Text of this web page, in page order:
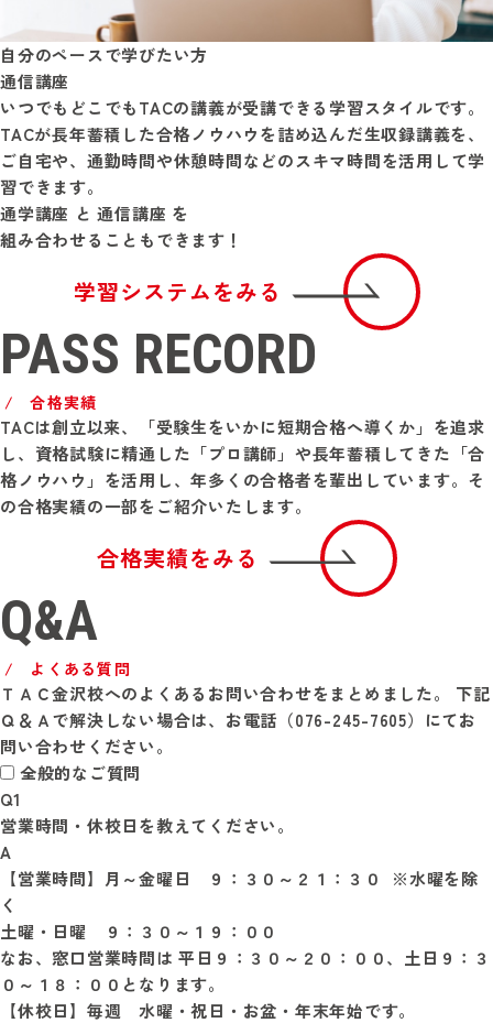
自分のペースで学びたい方
通信講座
いつでもどこでもTACの講義が受講できる学習スタイルです。
TACが長年蓄積した合格ノウハウを詰め込んだ生収録講義を、
ご自宅や、通勤時間や休憩時間などのスキマ時間を活用して学
習できます。
通学講座 と通信講座 を
組み合わせることもできます！
学習システムをみる
PASS RECORD
合格実績
TACは創立以来、「受験生をいかに短期合格へ導くか」を追求
し、資格試験に精通した「プロ講師」や長年蓄積してきた「合
格ノウハウ」を活用し、年多くの合格者を輩出しています。そ
の合格実績の一部をご紹介いたします。
合格実績をみる
Q&A
よくある質問
ＴＡＣ金沢校へのよくあるお問い合わせをまとめました。
下記
Ｑ＆Ａで解決しない場合は、お電話（076-245-7605）にてお
問い合わせください。
全般的なご質問
Q1
営業時間・休校日を教えてください。
A
【営業時間】月～金曜日　９：３０～２１：３０  ※水曜を除
く
土曜・日曜　９：３０～１９：００
なお、窓口営業時間は 平日９：３０～２０：００、土日９：３
０～１８：００となります。
【休校日】毎週　水曜・祝日・お盆・年末年始です。